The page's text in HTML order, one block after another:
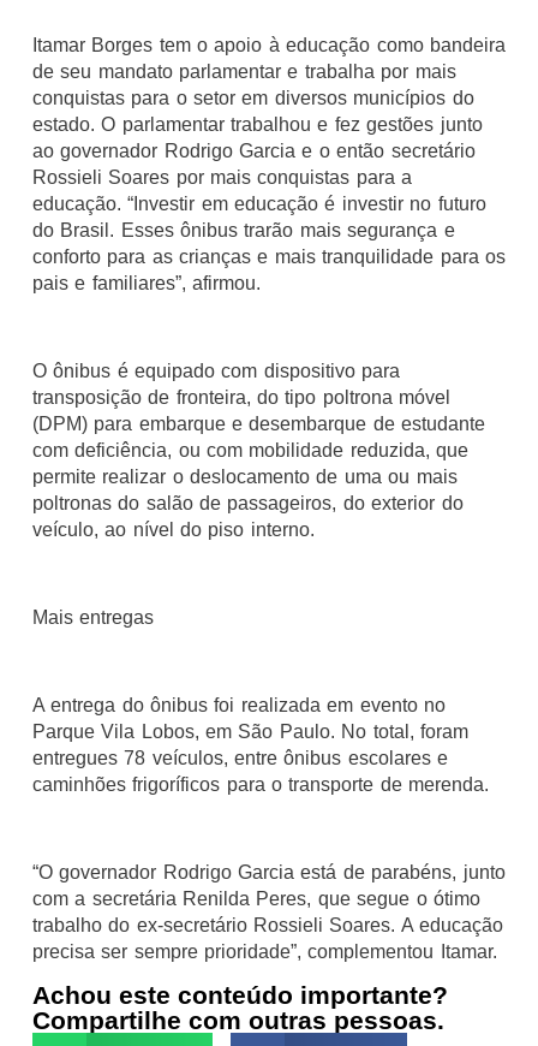
Itamar Borges tem o apoio à educação como bandeira
de seu mandato parlamentar e trabalha por mais
conquistas para o setor em diversos municípios do
estado. O parlamentar trabalhou e fez gestões junto
ao governador Rodrigo Garcia e o então secretário
Rossieli Soares por mais conquistas para a
educação. “Investir em educação é investir no futuro
do Brasil. Esses ônibus trarão mais segurança e
conforto para as crianças e mais tranquilidade para os
pais e familiares”, afirmou.
O ônibus é equipado com dispositivo para
transposição de fronteira, do tipo poltrona móvel
(DPM) para embarque e desembarque de estudante
com deficiência, ou com mobilidade reduzida, que
permite realizar o deslocamento de uma ou mais
poltronas do salão de passageiros, do exterior do
veículo, ao nível do piso interno.
Mais entregas
A entrega do ônibus foi realizada em evento no
Parque Vila Lobos, em São Paulo. No total, foram
entregues 78 veículos, entre ônibus escolares e
caminhões frigoríficos para o transporte de merenda.
“O governador Rodrigo Garcia está de parabéns, junto
com a secretária Renilda Peres, que segue o ótimo
trabalho do ex-secretário Rossieli Soares. A educação
precisa ser sempre prioridade”, complementou Itamar.
Achou este conteúdo importante?
Compartilhe com outras pessoas.